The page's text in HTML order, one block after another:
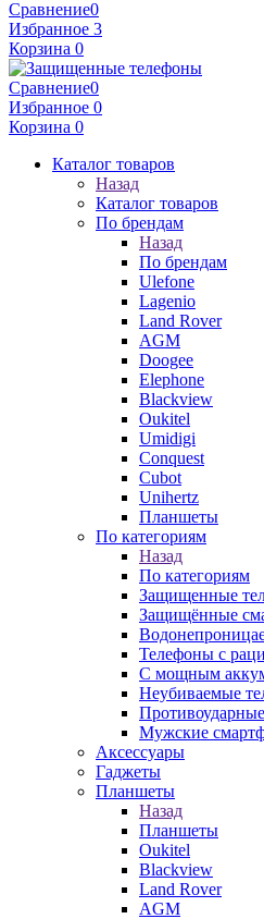
Сравнение0
Избранное 3
Корзина 0
Сравнение0
Избранное 0
Корзина 0
Каталог товаров
Назад
Каталог товаров
По брендам
Назад
По брендам
Ulefone
Lagenio
Land Rover
AGM
Doogee
Elephone
Blackview
Oukitel
Umidigi
Conquest
Cubot
Unihertz
Планшеты
По категориям
Назад
По категориям
Защищенные
Защищённые
Телефоны с
С мощным
Неубиваемые
Мужские
Аксессуары
Гаджеты
Планшеты
Назад
Планшеты
Oukitel
Blackview
Land Rover
AGM